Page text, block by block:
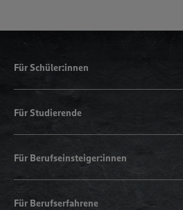
Für Schüler:innen
Für Studierende
Für Berufseinsteiger:innen
Für Berufserfahrene